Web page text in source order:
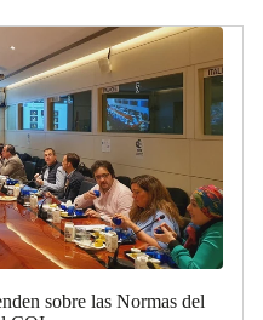
sobre las Normas del